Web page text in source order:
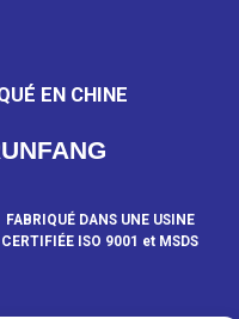
EN CHINE
FABRIQUÉ DANS UNE USINE
CERTIFIÉE ISO 9001 et MSDS